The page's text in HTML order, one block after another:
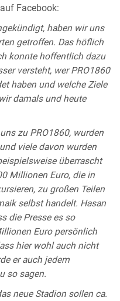
Facebook:
haben wir uns
getroffen. Das höflich
konnte hoffentlich dazu
versteht, wer PRO1860
haben und welche Ziele
damals und heute
zu PRO1860, wurden
viele davon wurden
überrascht
Millionen Euro, die in
zu großen Teilen
selbst handelt. Hasan
die Presse es so
Euro persönlich
hier wohl auch nicht
er auch jedem
so sagen.
neue Stadion sollen ca.